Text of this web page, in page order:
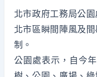
北市政府工務局公
北市區瞬間陣風及
制。
公園處表示，自今